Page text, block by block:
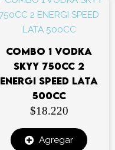
COMBO 1 VODKA
SKYY 750CC 2
ENERGI SPEED LATA
500CC
$18.220
Agregar